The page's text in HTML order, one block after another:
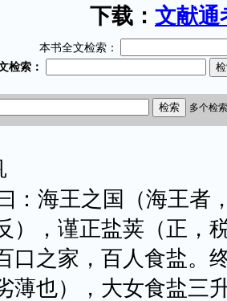
下载： 文献
本书全文检索：
海王之国（海王者
），谨正盐荚（正，
口之家，百人食盐。
薄也），大女食盐三